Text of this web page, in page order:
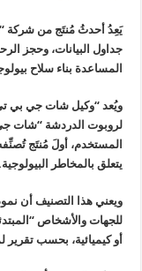
جداول البيانات، وحجز
المساعدة بناء سلاح
ويُعد “وكيل شات جي بي
لروبوت الدردشة “شات
يتعلق بالمخاطر البيولوجية.
ويعني هذا التصنيف أن
للجهات والأشخاص
أو كيميائية، بحسب